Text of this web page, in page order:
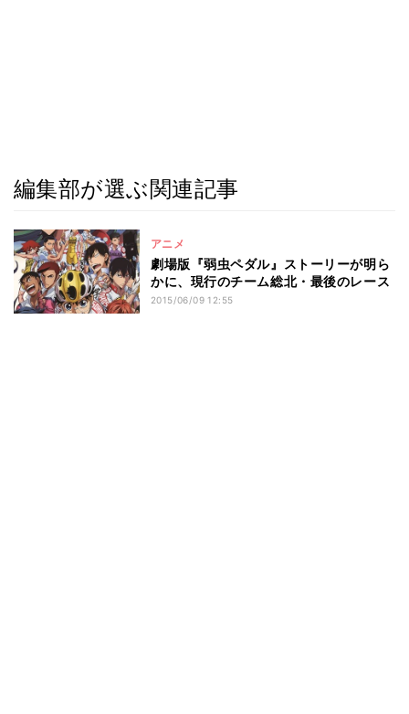
編集部が選ぶ関連記事
アニメ
劇場版『弱虫ペダル』ストーリーが明ら
かに、現行のチーム総北・最後のレース
2015/06/09 12:55